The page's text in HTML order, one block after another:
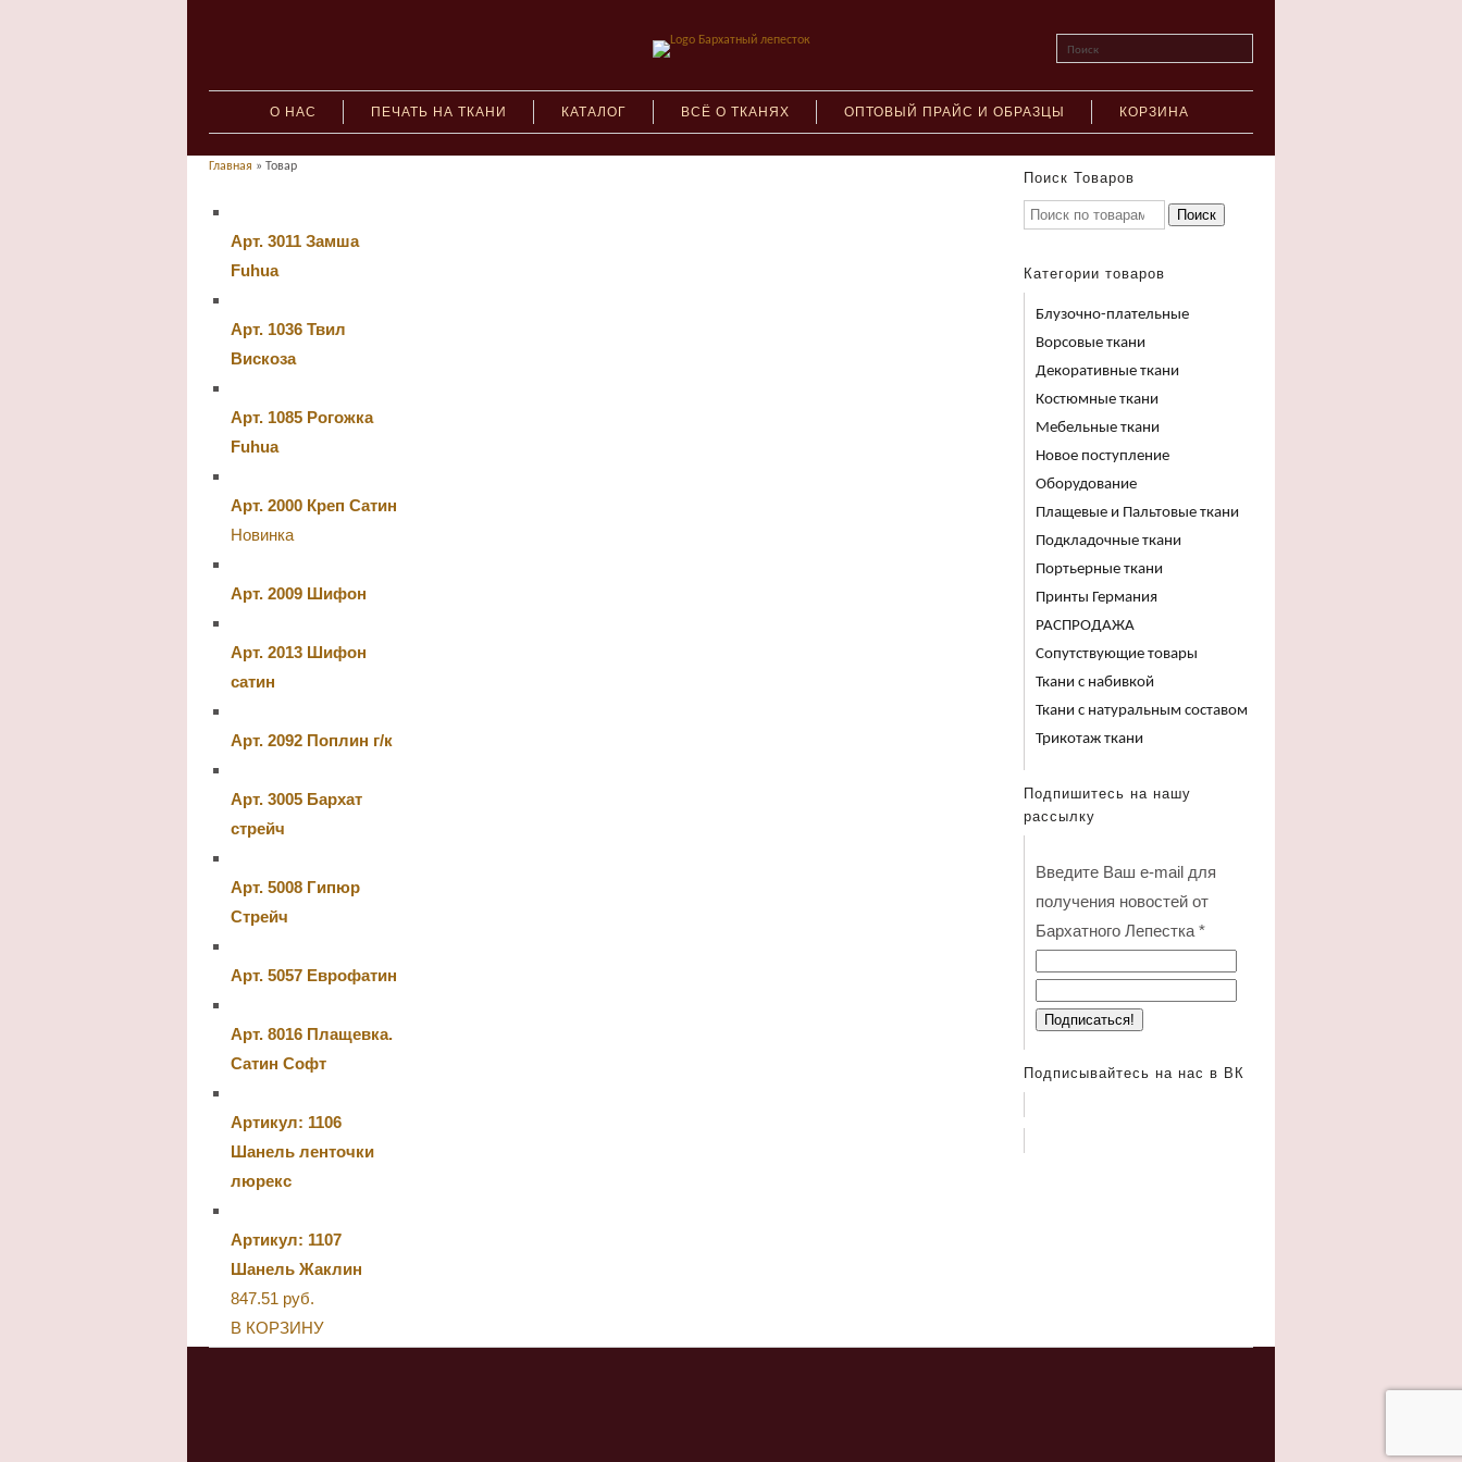
Поиск
О НАС ПЕЧАТЬ НА ТКАНИ КАТАЛОГ ВСЁ О ТКАНЯХ ОПТОВЫЙ ПРАЙС И ОБРАЗЦЫ КОРЗИНА
Главная » Товар
Арт. 3011 Замша
Fuhua
Арт. 1036 Твил
Вискоза
Арт. 1085 Рогожка
Fuhua
Арт. 2000 Креп Сатин
Новинка
Арт. 2009 Шифон
Арт. 2013 Шифон
сатин
Арт. 2092 Поплин г/к
Арт. 3005 Бархат
стрейч
Арт. 5008 Гипюр
Стрейч
Арт. 5057 Еврофатин
Арт. 8016 Плащевка.
Сатин Софт
Артикул: 1106
Шанель ленточки
люрекс
Артикул: 1107
Шанель Жаклин
847.51 руб.
В КОРЗИНУ
Поиск Товаров
Поиск
Категории товаров
Блузочно-плательные
Ворсовые ткани
Декоративные ткани
Костюмные ткани
Мебельные ткани
Новое поступление
Оборудование
Плащевые и Пальтовые ткани
Подкладочные ткани
Портьерные ткани
Принты Германия
РАСПРОДАЖА
Сопутствующие товары
Ткани с набивкой
Ткани с натуральным составом
Трикотаж ткани
Подпишитесь на нашу
рассылку
Введите Ваш e-mail для
получения новостей от
Бархатного Лепестка *
Подписывайтесь на нас в ВК